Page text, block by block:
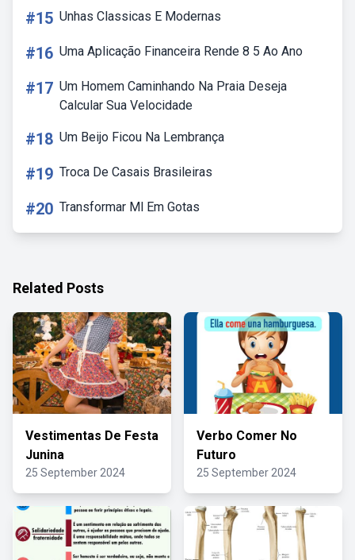
#15 Unhas Classicas E Modernas
#16 Uma Aplicação Financeira Rende 8 5 Ao Ano
#17 Um Homem Caminhando Na Praia Deseja
Calcular Sua Velocidade
#18 Um Beijo Ficou Na Lembrança
#19 Troca De Casais Brasileiras
#20 Transformar Ml Em Gotas
Related Posts
Vestimentas De Festa
Junina
25 September 2024
Verbo Comer No
Futuro
25 September 2024